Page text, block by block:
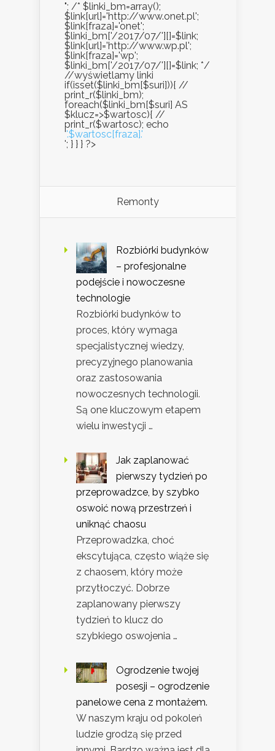
"; /* $linki_bm=array();
$link[url]='http://www.onet.pl';
$link[fraza]='onet';
$linki_bm['/2017/07/'][]=$link;
$link[url]='http://www.wp.pl';
$link[fraza]='wp';
$linki_bm['/2017/07/'][]=$link; */
//wyświetlamy linki
if(isset($linki_bm[$suri])){ //
print_r($linki_bm);
foreach($linki_bm[$suri] AS
$klucz=>$wartosc){ //
print_r($wartosc); echo
''.$wartosc[fraza].'
'; } } } ?>
Remonty
Rozbiórki budynków
– profesjonalne
podejście i nowoczesne
technologie
Rozbiórki budynków to
proces, który wymaga
specjalistycznej wiedzy,
precyzyjnego planowania
oraz zastosowania
nowoczesnych technologii.
Są one kluczowym etapem
wielu inwestycji …
Jak zaplanować
pierwszy tydzień po
przeprowadzce, by szybko
oswoić nową przestrzeń i
uniknąć chaosu
Przeprowadzka, choć
ekscytująca, często wiąże się
z chaosem, który może
przytłoczyć. Dobrze
zaplanowany pierwszy
tydzień to klucz do
szybkiego oswojenia …
Ogrodzenie twojej
posesji – ogrodzenie
panelowe cena z montażem.
W naszym kraju od pokoleń
ludzie grodzą się przed